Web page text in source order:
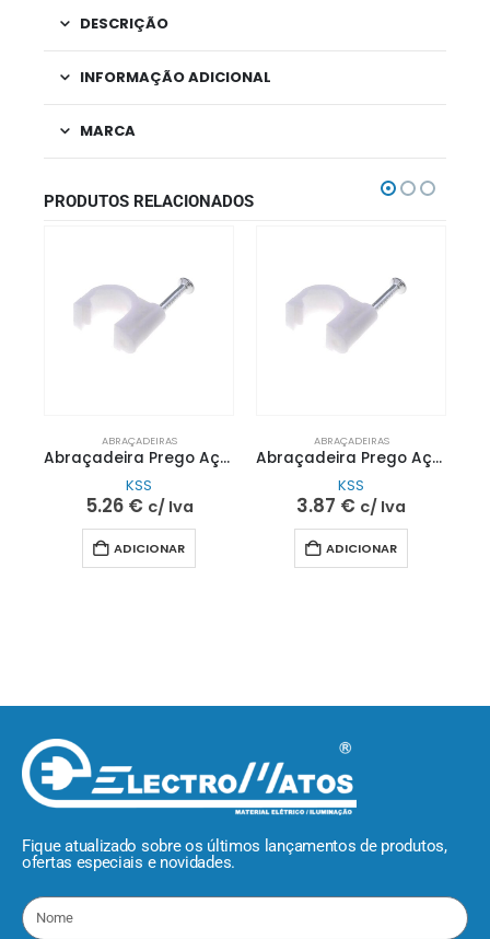
DESCRIÇÃO
INFORMAÇÃO ADICIONAL
MARCA
PRODUTOS RELACIONADOS
ABRAÇADEIRAS
Abraçadeira Prego Aço Ø16mm 100pcs | KSS
KSS
5.26 € c/ Iva
ADICIONAR
ABRAÇADEIRAS
Abraçadeira Prego Aço Ø14mm 100pcs | KSS
KSS
3.87 € c/ Iva
ADICIONAR
Fique atualizado sobre os últimos lançamentos de produtos,
ofertas especiais e novidades.